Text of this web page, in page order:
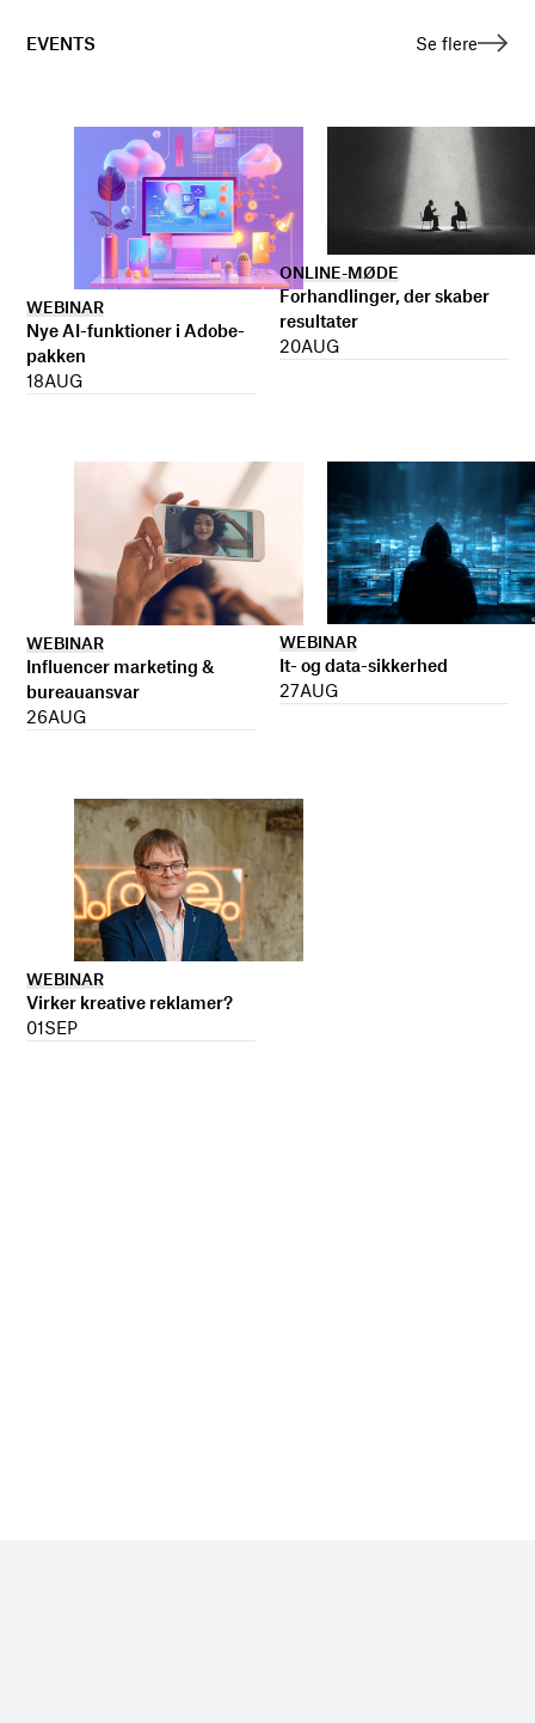
EVENTS Se flere
WEBINAR
Nye AI-funktioner i Adobe-
pakken
18AUG
ONLINE-MØDE
Forhandlinger, der skaber
resultater
20AUG
WEBINAR
Influencer marketing &
bureauansvar
26AUG
WEBINAR
It- og data-sikkerhed
27AUG
WEBINAR
Virker kreative reklamer?
01SEP